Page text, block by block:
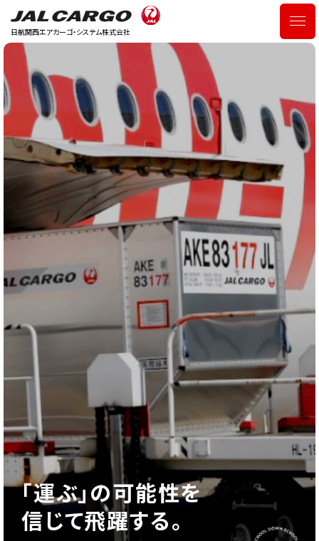
日航関西エアカーゴ・システム株式会社
｢運ぶ｣の可能性を
信じて飛躍する。